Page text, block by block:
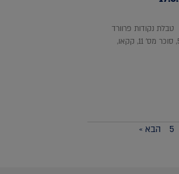
נקודות פרוורד
5 הבא »